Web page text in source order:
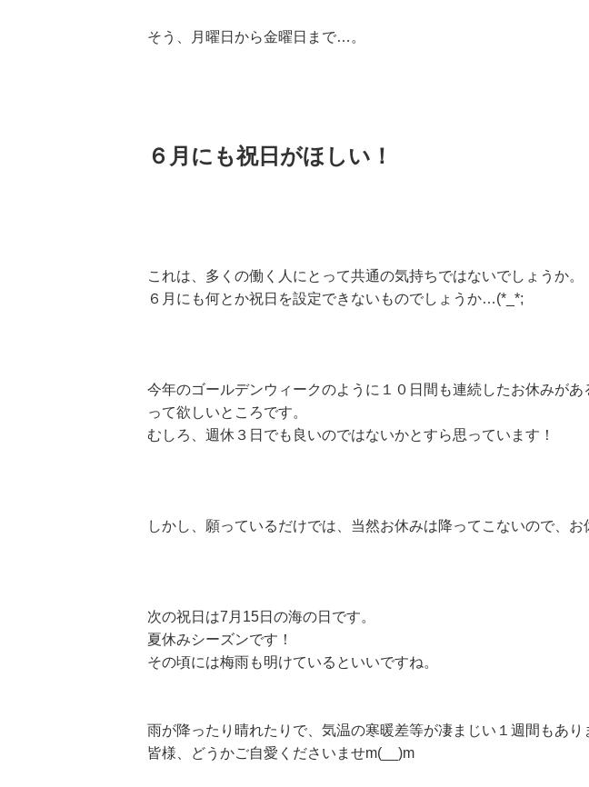
そう、月曜日から金曜日まで…。
６月にも祝日がほしい！
これは、多くの働く人にとって共通の気持ちではないでしょうか。
６月にも何とか祝日を設定できないものでしょうか…(*_*;
今年のゴールデンウィークのように１０日間も連続したお休みが
って欲しいところです。
むしろ、週休３日でも良いのではないかとすら思っています！
しかし、願っているだけでは、当然お休みは降ってこないので、
次の祝日は7月15日の海の日です。
夏休みシーズンです！
その頃には梅雨も明けているといいですね。
雨が降ったり晴れたりで、気温の寒暖差等が凄まじい１週間もあり
皆様、どうかご自愛くださいませm(__)m